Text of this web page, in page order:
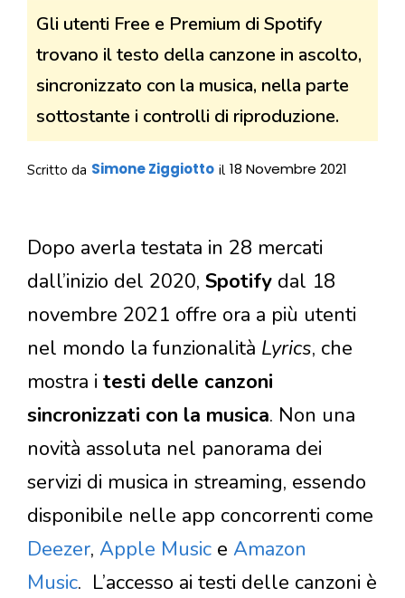
Gli utenti Free e Premium di Spotify
trovano il testo della canzone in ascolto,
sincronizzato con la musica, nella parte
sottostante i controlli di riproduzione.
Scritto da Simone Ziggiotto il 18 Novembre 2021
Dopo averla testata in 28 mercati
dall’inizio del 2020, Spotify dal 18
novembre 2021 offre ora a più utenti
nel mondo la funzionalità Lyrics, che
mostra i testi delle canzoni
sincronizzati con la musica. Non una
novità assoluta nel panorama dei
servizi di musica in streaming, essendo
disponibile nelle app concorrenti come
Deezer, Apple Music e Amazon
Music. L’accesso ai testi delle canzoni è